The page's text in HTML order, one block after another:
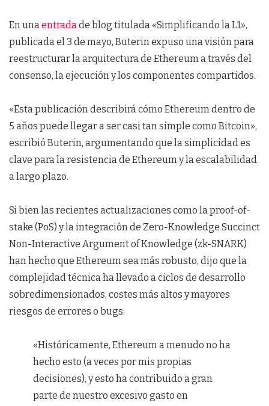
En unaentradade blog titulada «Simplificando la L1»,
publicada el 3 de mayo, Buterin expuso una visión para
reestructurar la arquitectura de Ethereum a través del
consenso, la ejecución y los componentes compartidos.
«Esta publicación describirá cómo Ethereum dentro de
5 años puede llegar a ser casi tan simple como Bitcoin»,
escribió Buterin, argumentando que la simplicidad es
clave para la resistencia de Ethereum y la escalabilidad
a largo plazo.
Si bien las recientes actualizaciones como la proof-of-
stake (PoS) y la integración de Zero-Knowledge Succinct
Non-Interactive Argument of Knowledge (zk-SNARK)
han hecho que Ethereum sea más robusto, dijo que la
complejidad técnica ha llevado a ciclos de desarrollo
sobredimensionados, costes más altos y mayores
riesgos de errores o bugs:
«Históricamente, Ethereum a menudo no ha
hecho esto (a veces por mis propias
decisiones), y esto ha contribuido a gran
parte de nuestro excesivo gasto en